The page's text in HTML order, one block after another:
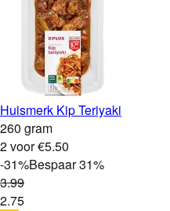
Huismerk Kip Teriyaki
260 gram
2 voor €5.50
-31%Bespaar31%
3.99
2.75